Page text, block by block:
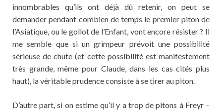
innombrables qu’ils ont déjà dû retenir, on peut se
demander pendant combien de temps le premier piton de
l’Asiatique, ou le gollot de l’Enfant, vont encore résister ? Il
me semble que si un grimpeur prévoit une possibilité
sérieuse de chute (et cette possibilité est manifestement
très grande, même pour Claude, dans les cas cités plus
haut), la véritable prudence consiste à se tirer au piton.
D’autre part, si on estime qu’il y a trop de pitons à Freyr –